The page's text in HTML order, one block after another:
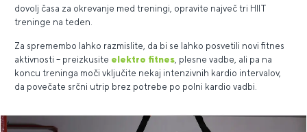
dovolj časa za okrevanje med treningi, opravite največ tri HIIT
treninge na teden.
Za spremembo lahko razmislite, da bi se lahko posvetili novi fitnes
aktivnosti – preizkusite elektro fitnes, plesne vadbe, ali pa na
koncu treninga moči vključite nekaj intenzivnih kardio intervalov,
da povečate srčni utrip brez potrebe po polni kardio vadbi.